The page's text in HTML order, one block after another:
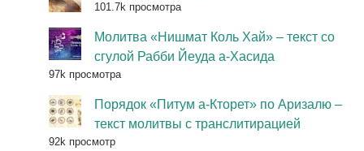
101.7k просмотра
Молитва «Нишмат Коль Хай» – текст со
сгулой Рабби Йеуда а-Хасида
97k просмотра
Порядок «Питум а-Кторет» по Аризалю –
текст молитвы с транслитирацией
92k просмотр